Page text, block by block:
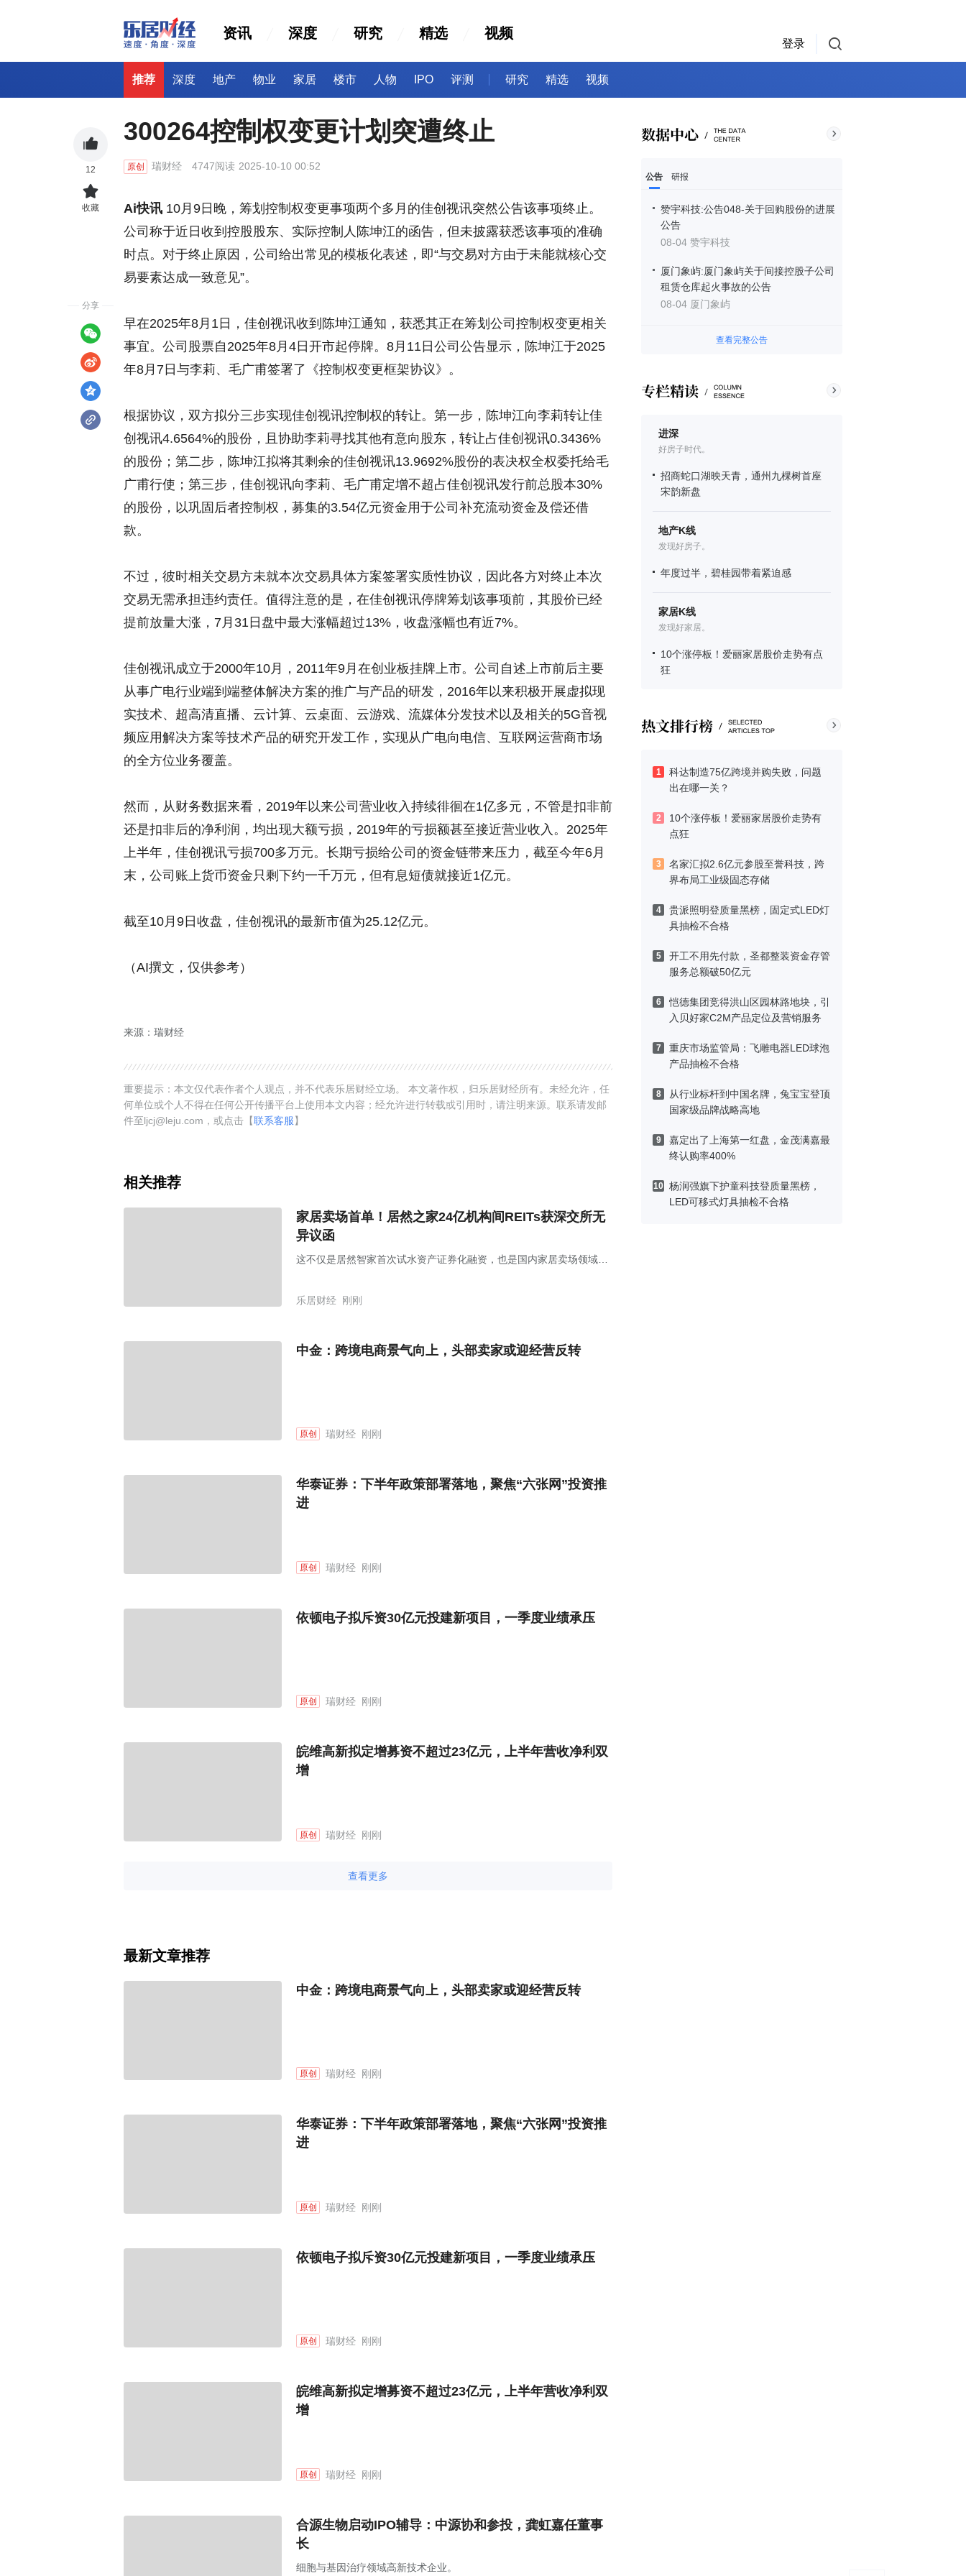
资讯 深度 研究 精选 视频
登录
推荐 深度 地产 物业 家居 楼市 人物 IPO 评测 研究 精选 视频
公告 研报
赞宇科技:公告048-关于回购股份的进展
公告
08-04 赞宇科技
厦门象屿:厦门象屿关于间接控股子公司
租赁仓库起火事故的公告
08-04 厦门象屿
查看完整公告
进深
好房子时代。
招商蛇口湖映天青，通州九棵树首座
宋韵新盘
地产K线
发现好房子。
年度过半，碧桂园带着紧迫感
家居K线
发现好家居。
10个涨停板！爱丽家居股价走势有点
狂
1
科达制造75亿跨境并购失败，问题
出在哪一关？
2
10个涨停板！爱丽家居股价走势有
点狂
3
名家汇拟2.6亿元参股至誉科技，跨
界布局工业级固态存储
4
贵派照明登质量黑榜，固定式LED灯
具抽检不合格
5
开工不用先付款，圣都整装资金存管
服务总额破50亿元
6
恺德集团竞得洪山区园林路地块，引
入贝好家C2M产品定位及营销服务
7
重庆市场监管局：飞雕电器LED球泡
产品抽检不合格
8
从行业标杆到中国名牌，兔宝宝登顶
国家级品牌战略高地
9
嘉定出了上海第一红盘，金茂满嘉最
终认购率400%
10 杨润强旗下护童科技登质量黑榜，
LED可移式灯具抽检不合格
300264控制权变更计划突遭终止
原创 瑞财经 4747阅读 2025-10-10 00:52
Ai快讯 10月9日晚，筹划控制权变更事项两个多月的佳创视讯突然公告该事项终止。
公司称于近日收到控股股东、实际控制人陈坤江的函告，但未披露获悉该事项的准确
时点。对于终止原因，公司给出常见的模板化表述，即“与交易对方由于未能就核心交
易要素达成一致意见”。
早在2025年8月1日，佳创视讯收到陈坤江通知，获悉其正在筹划公司控制权变更相关
事宜。公司股票自2025年8月4日开市起停牌。8月11日公司公告显示，陈坤江于2025
年8月7日与李莉、毛广甫签署了《控制权变更框架协议》。
根据协议，双方拟分三步实现佳创视讯控制权的转让。第一步，陈坤江向李莉转让佳
创视讯4.6564%的股份，且协助李莉寻找其他有意向股东，转让占佳创视讯0.3436%
的股份；第二步，陈坤江拟将其剩余的佳创视讯13.9692%股份的表决权全权委托给毛
广甫行使；第三步，佳创视讯向李莉、毛广甫定增不超占佳创视讯发行前总股本30%
的股份，以巩固后者控制权，募集的3.54亿元资金用于公司补充流动资金及偿还借
款。
不过，彼时相关交易方未就本次交易具体方案签署实质性协议，因此各方对终止本次
交易无需承担违约责任。值得注意的是，在佳创视讯停牌筹划该事项前，其股价已经
提前放量大涨，7月31日盘中最大涨幅超过13%，收盘涨幅也有近7%。
佳创视讯成立于2000年10月，2011年9月在创业板挂牌上市。公司自述上市前后主要
从事广电行业端到端整体解决方案的推广与产品的研发，2016年以来积极开展虚拟现
实技术、超高清直播、云计算、云桌面、云游戏、流媒体分发技术以及相关的5G音视
频应用解决方案等技术产品的研究开发工作，实现从广电向电信、互联网运营商市场
的全方位业务覆盖。
然而，从财务数据来看，2019年以来公司营业收入持续徘徊在1亿多元，不管是扣非前
还是扣非后的净利润，均出现大额亏损，2019年的亏损额甚至接近营业收入。2025年
上半年，佳创视讯亏损700多万元。长期亏损给公司的资金链带来压力，截至今年6月
末，公司账上货币资金只剩下约一千万元，但有息短债就接近1亿元。
截至10月9日收盘，佳创视讯的最新市值为25.12亿元。
（AI撰文，仅供参考）
来源：瑞财经
重要提示：本文仅代表作者个人观点，并不代表乐居财经立场。 本文著作权，归乐居财经所有。未经允许，任
何单位或个人不得在任何公开传播平台上使用本文内容；经允许进行转载或引用时，请注明来源。联系请发邮
件至ljcj@leju.com，或点击【联系客服】
相关推荐
家居卖场首单！居然之家24亿机构间REITs获深交所无
异议函
这不仅是居然智家首次试水资产证券化融资，也是国内家居卖场领域首
乐居财经 刚刚
中金：跨境电商景气向上，头部卖家或迎经营反转
原创 瑞财经 刚刚
华泰证券：下半年政策部署落地，聚焦“六张网”投资推
进
原创 瑞财经 刚刚
依顿电子拟斥资30亿元投建新项目，一季度业绩承压
原创 瑞财经 刚刚
皖维高新拟定增募资不超过23亿元，上半年营收净利双
增
原创 瑞财经 刚刚
查看更多
最新文章推荐
中金：跨境电商景气向上，头部卖家或迎经营反转
原创 瑞财经 刚刚
华泰证券：下半年政策部署落地，聚焦“六张网”投资推
进
原创 瑞财经 刚刚
依顿电子拟斥资30亿元投建新项目，一季度业绩承压
原创 瑞财经 刚刚
皖维高新拟定增募资不超过23亿元，上半年营收净利双
增
原创 瑞财经 刚刚
合源生物启动IPO辅导：中源协和参投，龚虹嘉任董事
长
细胞与基因治疗领域高新技术企业。
12
收藏
分享